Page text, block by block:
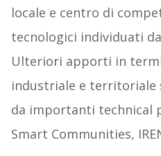
locale e centro di
tecnologici individuati
Ulteriori apporti in
industriale e territoriale
da importanti technical
Smart Communities,